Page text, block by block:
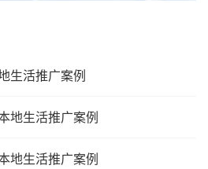
生活推广案例
地生活推广案例
地生活推广案例